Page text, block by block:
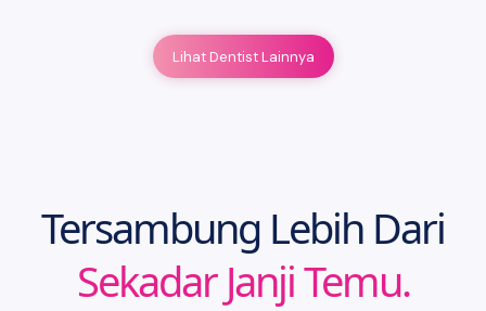
Lihat Dentist Lainnya
Tersambung Lebih Dari
Sekadar Janji Temu.